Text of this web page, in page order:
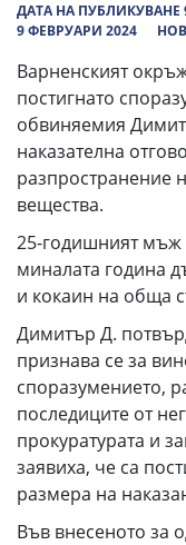
ДАТА НА ПУБЛИКУВАНЕ
9 ФЕВРУАРИ 2024
Варненският
постигнато
обвиняемия
наказателна
разпространение
вещества.
25-годишният мъж
миналата година
и кокаин на обща
Димитър Д.
признава се за
споразумението,
последиците от
прокуратурата и
заявиха, че са
размера на
Във внесеното за